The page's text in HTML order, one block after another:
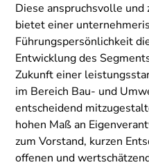
Diese anspruchsvolle
bietet einer
Führungspersönlichkeit
Entwicklung des
Zukunft einer
im Bereich Bau- und
entscheidend
hohen Maß an
zum Vorstand, kurzen
offenen und